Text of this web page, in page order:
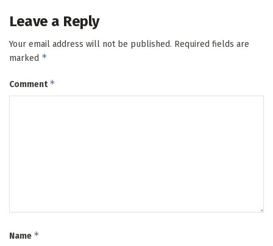
Leave a Reply
Your email address will not be published. Required fields are
marked *
Comment*
Name *